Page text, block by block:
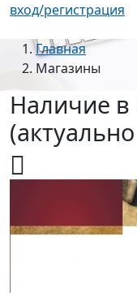
вход/регистрация
Главная
Магазины
Наличие в